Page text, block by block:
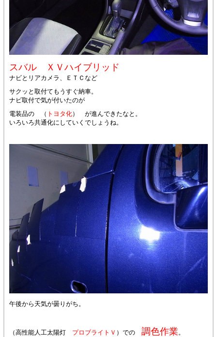
スバル ＸＶハイブリッド
ナビとリアカメラ、ＥＴＣなど
サクッと取付てもうすぐ納車。
ナビ取付で気が付いたのが
電装品の （ トヨタ化） が進んできたなと。
いろいろ共通化にしていくでしょうね。
午後から天気が曇りがち。
（高性能人工太陽灯 プロブライトＶ ）での 調色作業 。